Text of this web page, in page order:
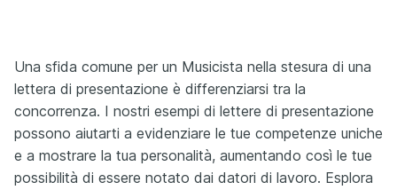
Una sfida comune per un Musicista nella stesura di una
lettera di presentazione è differenziarsi tra la
concorrenza. I nostri esempi di lettere di presentazione
possono aiutarti a evidenziare le tue competenze uniche
e a mostrare la tua personalità, aumentando così le tue
possibilità di essere notato dai datori di lavoro. Esplora